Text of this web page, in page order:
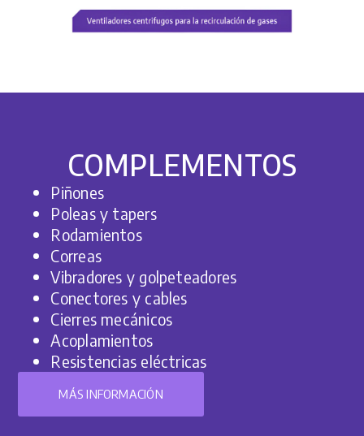
COMPLEMENTOS
Piñones
Poleas y tapers
Rodamientos
Correas
Vibradores y golpeteadores
Conectores y cables
Cierres mecánicos
Acoplamientos
Resistencias eléctricas
MÁS INFORMACIÓN